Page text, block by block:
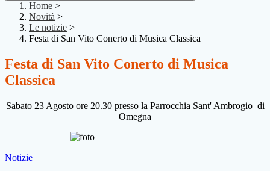
Home >
Novità >
Le notizie >
Festa di San Vito Conerto di Musica Classica
Festa di San Vito Conerto di Musica
Classica
Sabato 23 Agosto ore 20.30 presso la Parrocchia Sant' Ambrogio di
Omegna
Notizie